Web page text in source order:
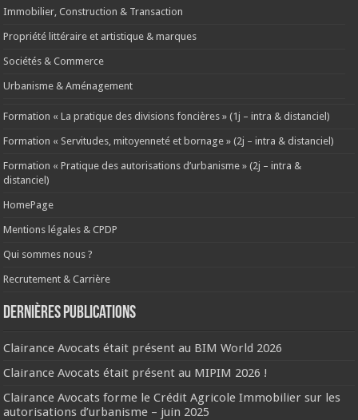
Immobilier, Construction & Transaction
Propriété littéraire et artistique & marques
Sociétés & Commerce
Urbanisme & Aménagement
Formation « La pratique des divisions foncières » (1j – intra & distanciel)
Formation « Servitudes, mitoyenneté et bornage » (2j – intra & distanciel)
Formation « Pratique des autorisations d’urbanisme » (2j – intra &
distanciel)
HomePage
Mentions légales & CPDP
Qui sommes nous ?
Recrutement & Carrière
Dernières publications
Clairance Avocats était présent au BIM World 2026
Clairance Avocats était présent au MIPIM 2026 !
Clairance Avocats forme le Crédit Agricole Immobilier sur les
autorisations d’urbanisme – juin 2025